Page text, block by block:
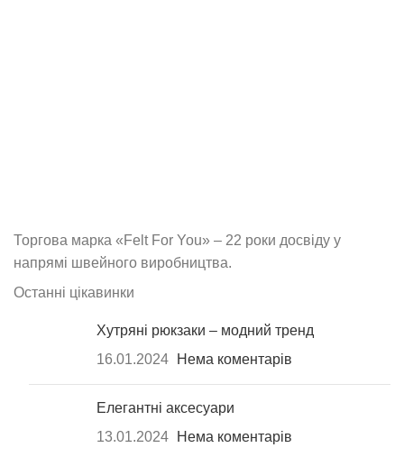
Торгова марка «Felt For You» – 22 роки досвіду у
напрямі швейного виробництва.
Останні цікавинки
Хутряні рюкзаки – модний тренд
16.01.2024
Нема коментарів
Елегантні аксесуари
13.01.2024
Нема коментарів